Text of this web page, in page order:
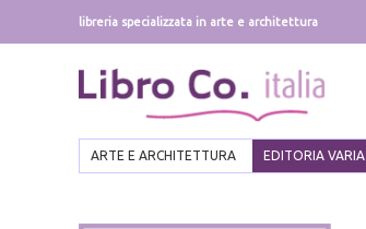
libreria specializzata in arte e architettura
ARTE E ARCHITETTURA EDITORIA VARIA